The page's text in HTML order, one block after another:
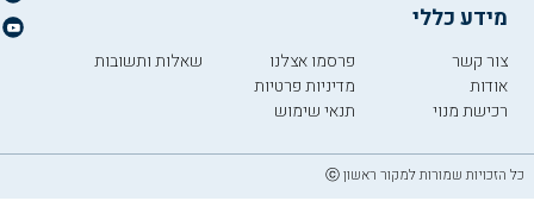
מידע כללי
צור קשר
אודות
רכישת מנוי
פרסמו אצלנו
מדיניות פרטיות
תנאי שימוש
שאלות ותשובות
כל הזכויות שמורות למקור ראשון ⓒ